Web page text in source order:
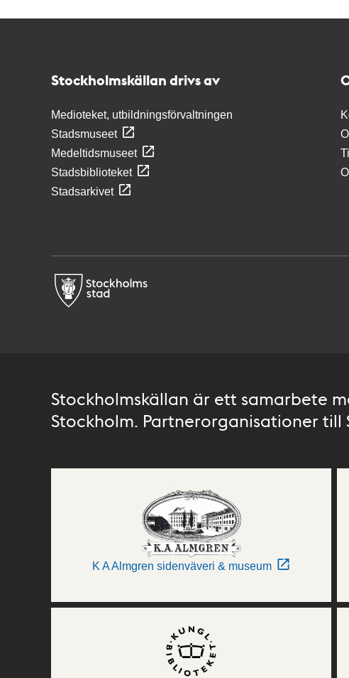
Stockholmskällan drivs av
Medioteket, utbildningsförvaltningen
Stadsmuseet
Medeltidsmuseet
Stadsbiblioteket
Stadsarkivet
Stockholmskällan är ett samarbete
Stockholm. Partnerorganisationer till
K A Almgren sidenväveri & museum